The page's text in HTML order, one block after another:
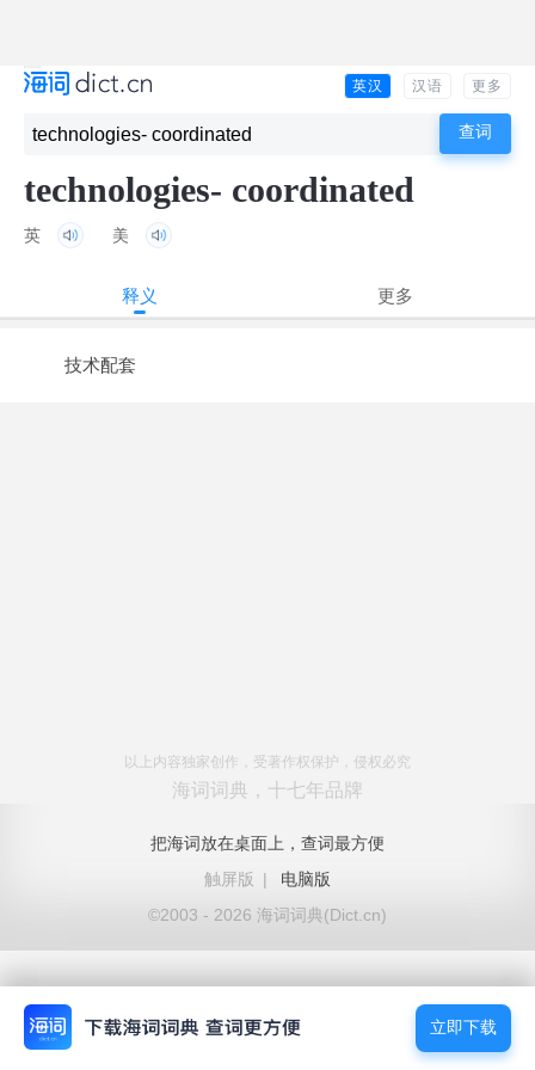
英汉 汉语 更多
technologies- coordinated
英 美
释义 更多
技术配套
以上内容独家创作，受著作权保护，侵权必究
海词词典，十七年品牌
把海词放在桌面上，查词最方便
触屏版
|
电脑版
©2003 - 2026 海词词典(Dict.cn)
立即下载
立即下载